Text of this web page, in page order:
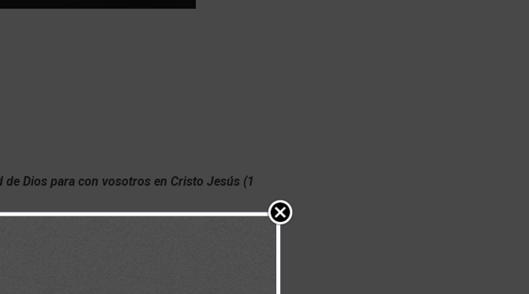
Dios para con vosotros en Cristo Jesús (1